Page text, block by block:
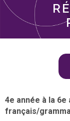
langue
4e année à la 6e
français/